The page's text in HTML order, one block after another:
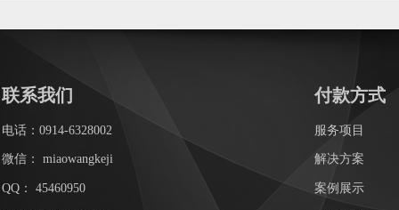
联系我们 付款方式
电话：0914-6328002 服务项目
微信： miaowangkeji 解决方案
QQ： 45460950 案例展示